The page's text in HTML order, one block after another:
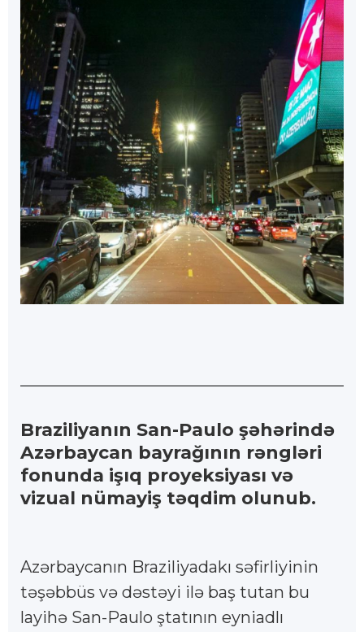
Braziliyanın San-Paulo şəhərində
Azərbaycan bayrağının rəngləri
fonunda işıq proyeksiyası və
vizual nümayiş təqdim olunub.
Azərbaycanın Braziliyadakı səfirliyinin
təşəbbüs və dəstəyi ilə baş tutan bu
layihə San-Paulo ştatının eyniadlı